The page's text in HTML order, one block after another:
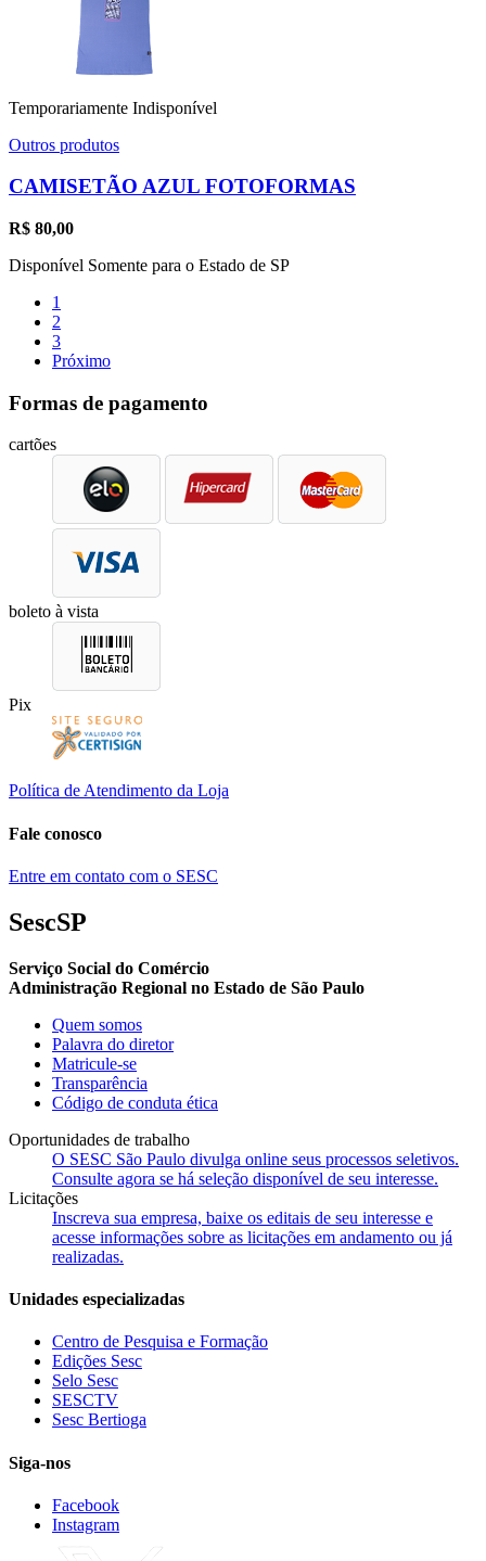
Temporariamente Indisponível
Outros produtos
CAMISETÃO AZUL FOTOFORMAS
R$ 80,00
Disponível Somente para o Estado de SP
1
2
3
Próximo
Formas de pagamento
cartões
boleto à vista
Pix
Política de Atendimento da Loja
Fale conosco
Entre em contato com o SESC
SescSP
Serviço Social do Comércio
Administração Regional no Estado de São Paulo
Quem somos
Palavra do diretor
Matricule-se
Transparência
Código de conduta ética
Oportunidades de trabalho
O SESC São Paulo divulga online seus processos seletivos.
Consulte agora se há seleção disponível de seu interesse.
Licitações
Inscreva sua empresa, baixe os editais de seu interesse e
acesse informações sobre as licitações em andamento ou já
realizadas.
Unidades especializadas
Centro de Pesquisa e Formação
Edições Sesc
Selo Sesc
SESCTV
Sesc Bertioga
Siga-nos
Facebook
Instagram